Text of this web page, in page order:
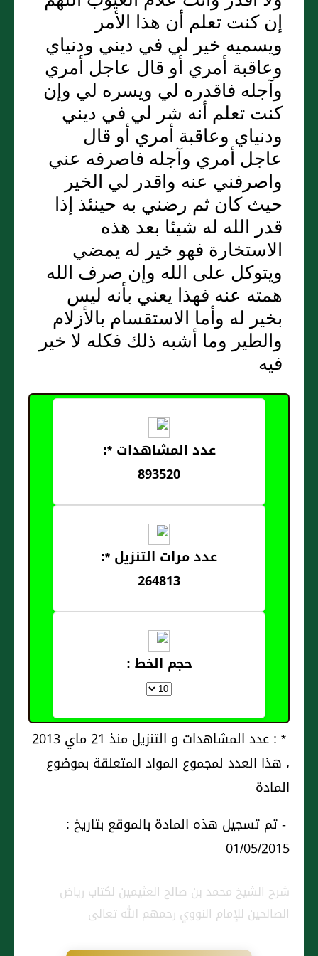
إن كنت تعلم أن هذا الأمر
ويسميه خير لي في ديني ودنياي
وعاقبة أمري أو قال عاجل أمري
وآجله فاقدره لي ويسره لي وإن
كنت تعلم أنه شر لي في ديني
ودنياي وعاقبة أمري أو قال
عاجل أمري وآجله فاصرفه عني
واصرفني عنه واقدر لي الخير
حيث كان ثم رضني به حينئذ إذا
قدر الله له شيئا بعد هذه
الاستخارة فهو خير له يمضي
ويتوكل على الله وإن صرف الله
همته عنه فهذا يعني بأنه ليس
بخير له وأما الاستقسام بالأزلام
والطير وما أشبه ذلك فكله لا خير
فيه
عدد المشاهدات *:
893520
عدد مرات التنزيل *:
264813
حجم الخط :
* : عدد المشاهدات و التنزيل منذ 21 ماي 2013
، هذا العدد لمجموع المواد المتعلقة بموضوع
المادة
- تم تسجيل هذه المادة بالموقع بتاريخ :
01/05/2015
شرح الشيخ محمد بن صالح العثيمين لكتاب رياض
الصالحين للإمام النووي رحمهم الله تعالى